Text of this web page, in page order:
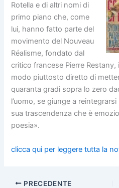
Rotella e di altri nomi di
primo piano che, come
lui, hanno fatto parte del
movimento del Nouveau
Réalisme, fondato dal
critico francese Pierre
modo piuttosto diretto di
quaranta gradi sopra lo zero
l’uomo, se giunge a
sua trascendenza che è
poesia».
clicca qui per leggere tutta la
PRECEDENTE